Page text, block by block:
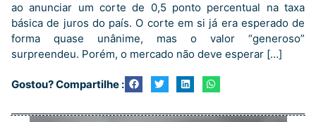
ao anunciar um corte de 0,5 ponto percentual na taxa
básica de juros do país. O corte em si já era esperado de
forma quase unânime, mas o valor “generoso”
surpreendeu. Porém, o mercado não deve esperar […]
Gostou? Compartilhe :